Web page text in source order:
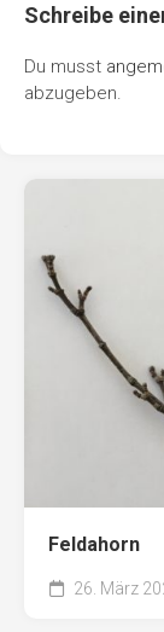
Schreibe
Du musst
abzugeben.
Feldahorn
26. März